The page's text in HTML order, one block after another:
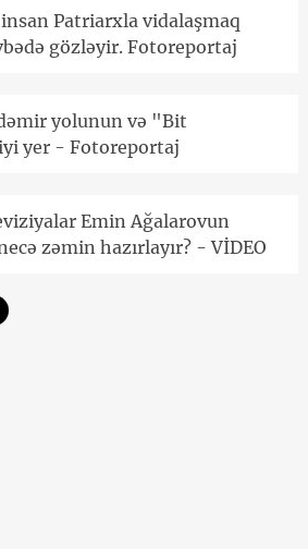
Patriarxla vidalaşmaq
gözləyir. Fotoreportaj
yolunun və "Bit
yer - Fotoreportaj
Emin Ağalarovun
zəmin hazırlayır? - VİDEO